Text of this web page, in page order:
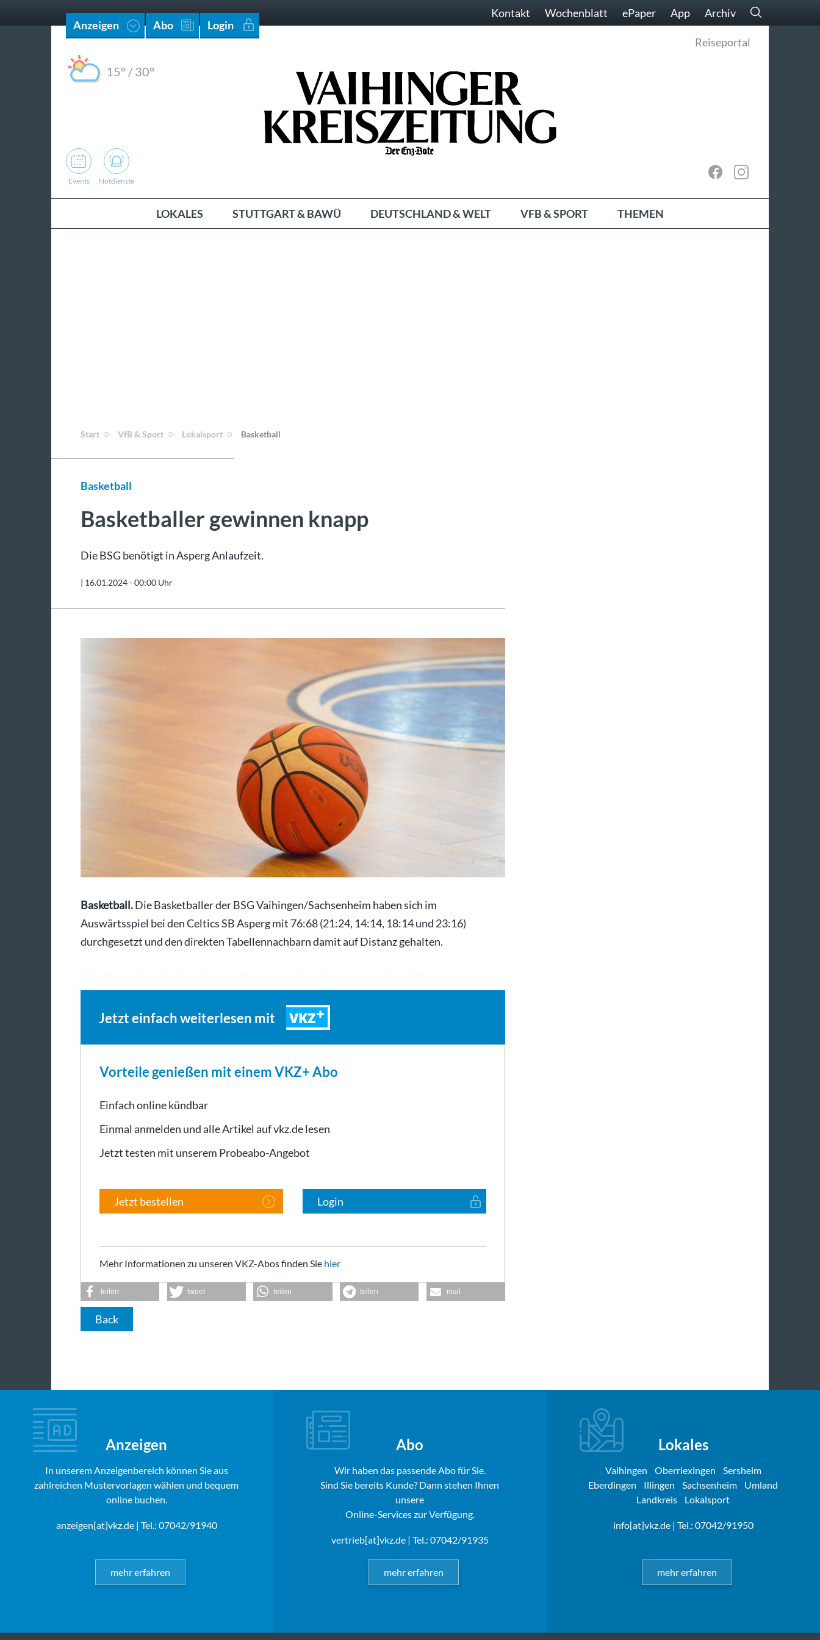
Anzeigen Abo Login
Kontakt Wochenblatt ePaper App Archiv
15° /30°
Reiseportal
Events Notdienste
LOKALES STUTTGART & BAWÜ DEUTSCHLAND & WELT VFB & SPORT THEMEN
Start VfB & Sport Lokalsport Basketball
Basketball
Basketballer gewinnen knapp
Die BSG benötigt in Asperg Anlaufzeit.
| 16.01.2024 - 00:00 Uhr
Basketball.Die Basketballer der BSG Vaihingen/Sachsenheim haben sich im
Auswärtsspiel bei den Celtics SB Asperg mit 76:68 (21:24, 14:14, 18:14 und 23:16)
durchgesetzt und den direkten Tabellennachbarn damit auf Distanz gehalten.
Jetzt einfach weiterlesen mit VKZ
Vorteile genießen mit einem VKZ+ Abo
Einfach online kündbar
Einmal anmelden und alle Artikel auf vkz.de lesen
Jetzt testen mit unserem Probeabo-Angebot
Jetzt bestellen Login
Mehr Informationen zu unseren VKZ-Abos finden Sie hier
teilen tweet teilen teilen mail
Back
Anzeigen
In unserem Anzeigenbereich können Sie aus
zahlreichen Mustervorlagen wählen und bequem
online buchen.
anzeigen[at]vkz.de| Tel.: 07042/91940
mehr erfahren
Abo
Wir haben das passende Abo für Sie.
Sind Sie bereits Kunde? Dann stehen Ihnen
unsere
Online-Services zur Verfügung.
vertrieb[at]vkz.de| Tel.: 07042/91935
mehr erfahren
Lokales
Vaihingen Oberriexingen
Sersheim
Eberdingen
Illingen Sachsenheim
Umland
Landkreis
Lokalsport
info[at]vkz.de| Tel.: 07042/91950
mehr erfahren